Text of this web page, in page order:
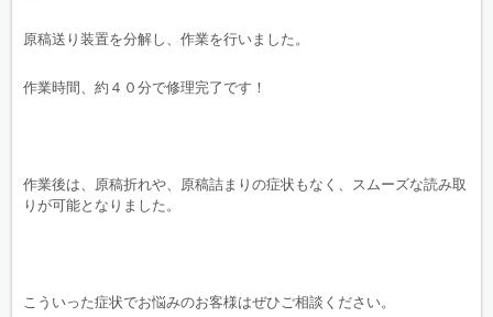
原稿送り装置を分解し、作業を行いました。
作業時間、約４０分で修理完了です！
作業後は、原稿折れや、原稿詰まりの症状もなく、スムーズな読み取
りが可能となりました。
こういった症状でお悩みのお客様はぜひご相談ください。